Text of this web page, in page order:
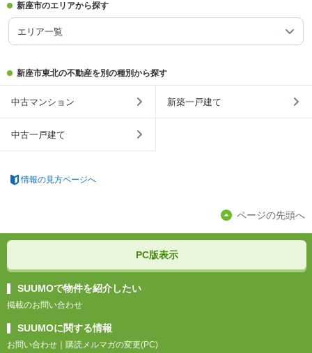
新座市のエリアから探す
エリア一覧
新座市東北の不動産を別の種別から探す
中古マンション 新築一戸建て
中古一戸建て
情報の見方ページへ
ページの先頭へ
PC版表示
SUUMOで物件を紹介したい
掲載のお問い合わせ
SUUMOに関する情報
お問い合わせ 購読メルマガの変更(PC)